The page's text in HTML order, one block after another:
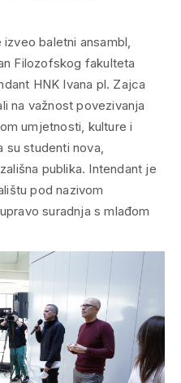
baletni ansambl,
Filozofskog fakulteta
HNK Ivana pl. Zajca
na važnost povezivanja
umjetnosti, kulture i
su studenti nova,
publika. Intendant je
pod nazivom
suradnja s mlađom